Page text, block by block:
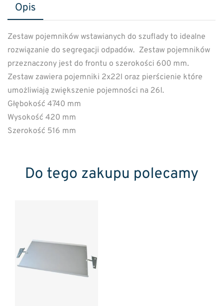
Opis
Zestaw pojemników wstawianych do szuflady to idealne
rozwiązanie do segregacji odpadów. Zestaw pojemników
przeznaczony jest do frontu o szerokości 600 mm.
Zestaw zawiera pojemniki 2x22l oraz pierścienie które
umożliwiają zwiększenie pojemności na 26l.
Głębokość 4740 mm
Wysokość 420 mm
Szerokość 516 mm
Do tego zakupu polecamy